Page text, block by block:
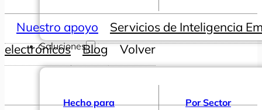
Soluciones
Hecho para
Por Sector
Nuestro apoyo
Servicios de Inteligencia
electrónicos
Blog Volver